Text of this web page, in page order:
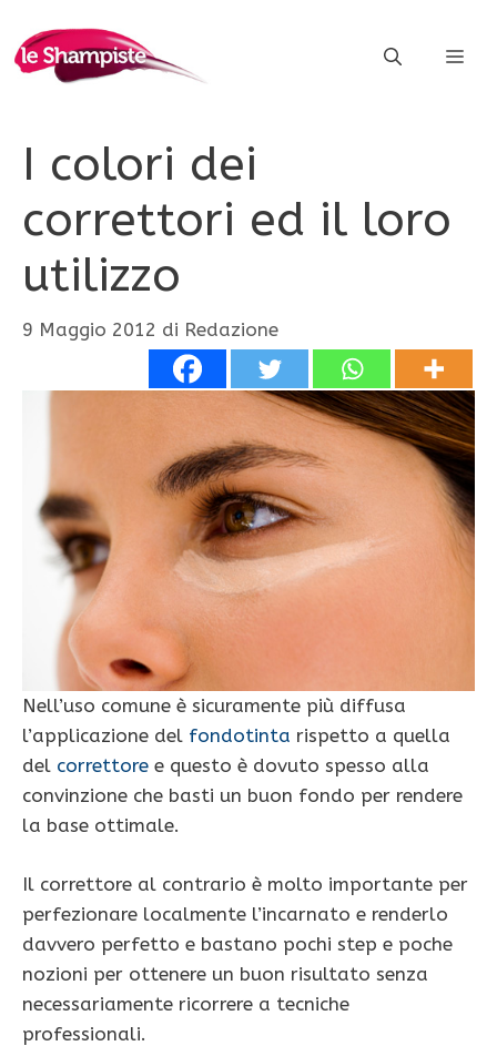
contenuto
I colori dei
correttori ed il loro
utilizzo
9 Maggio 2012 di Redazione
Nell’uso comune è sicuramente più diffusa
l’applicazione del fondotinta rispetto a quella
del correttore e questo è dovuto spesso alla
convinzione che basti un buon fondo per rendere
la base ottimale.
Il correttore al contrario è molto importante per
perfezionare localmente l’incarnato e renderlo
davvero perfetto e bastano pochi step e poche
nozioni per ottenere un buon risultato senza
necessariamente ricorrere a tecniche
professionali.